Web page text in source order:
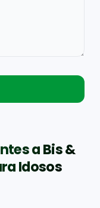
a Bis &
Idosos